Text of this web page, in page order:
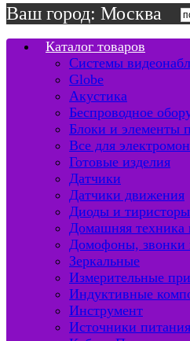
Ваш город: Москва
Каталог товаров
Системы
Globe
Акустика
Беспроводное
Блоки и элементы
Все для
Готовые изделия
Датчики
Датчики движения
Диоды и тиристоры
Домашняя техника
Домофоны, звонки
Зеркальные
Измерительные
Индуктивные
Инструмент
Источники питания